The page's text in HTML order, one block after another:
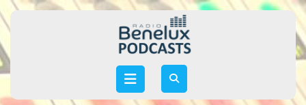
Skip
to
Open